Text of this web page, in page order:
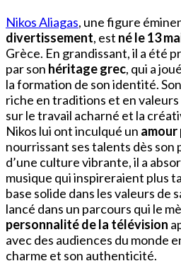
Nikos Aliagas, une figure
divertissement, est né le 13
Grèce. En grandissant, il a été
par son héritage grec, qui a
la formation de son identité.
riche en traditions et en
sur le travail acharné et la
Nikos lui ont inculqué un amour
nourrissant ses talents dès son
d’une culture vibrante, il a
musique qui inspireraient plus
base solide dans les valeurs de
lancé dans un parcours qui le
personnalité de la télévision
avec des audiences du monde
charme et son authenticité.